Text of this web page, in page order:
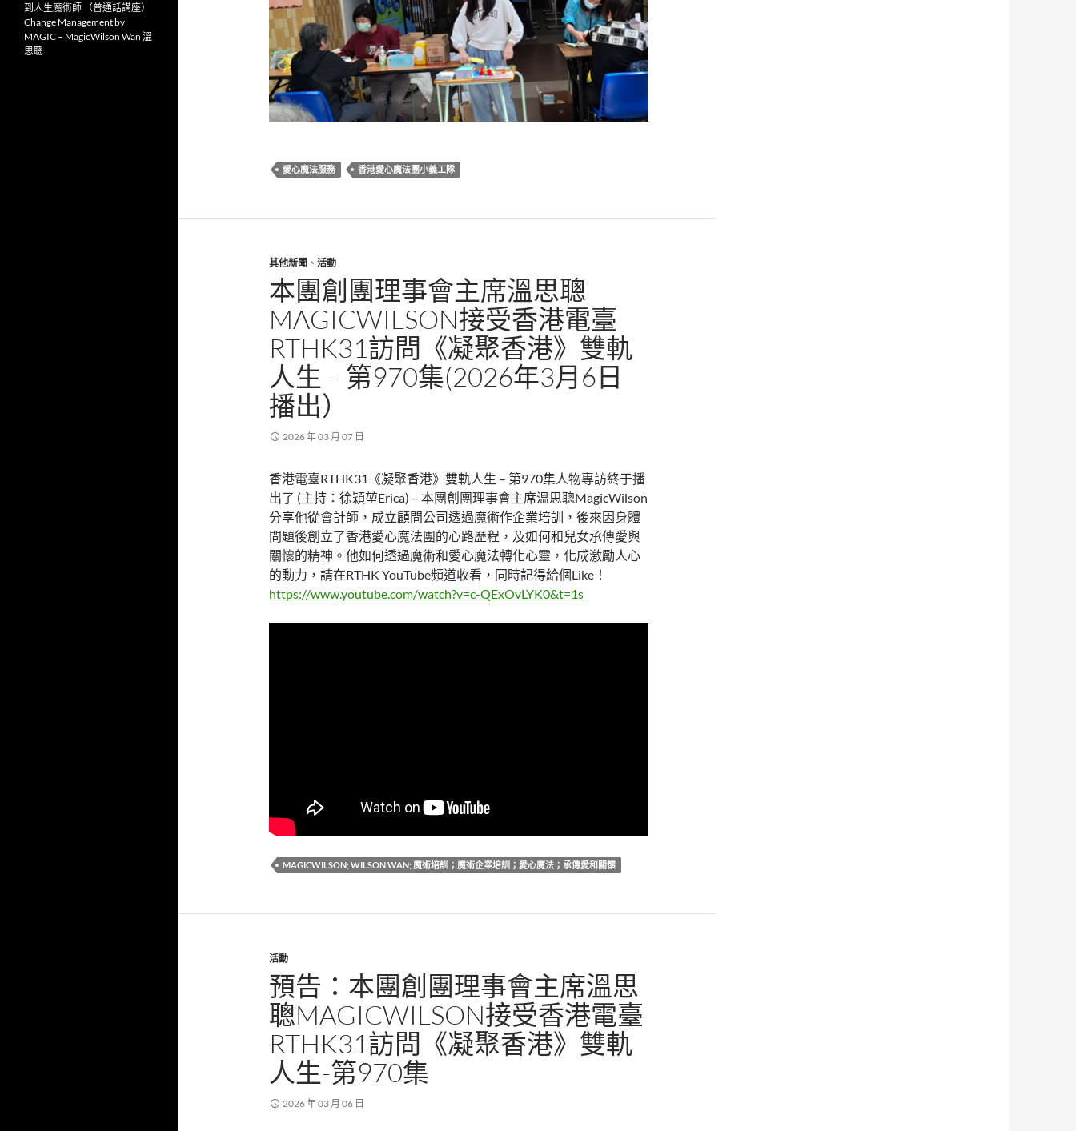
愛心魔法服務 香港愛心魔法團小義工隊
其他新聞 、 活動
本團創團理事會主席溫思聰
MAGICWILSON接受香港電臺
RTHK31訪問《凝聚香港》雙軌
人生 – 第970集(2026年3月6日
播出）
2026 年 03 月 07 日
香港電臺RTHK31《凝聚香港》雙軌人生 – 第970集人物專訪終于播
出了 (主持：徐穎堃Erica) – 本團創團理事會主席溫思聰MagicWilson
分享他從會計師，成立顧問公司透過魔術作企業培訓，後來因身體
問題後創立了香港愛心魔法團的心路歷程，及如何和兒女承傳愛與
關懷的精神。他如何透過魔術和愛心魔法轉化心靈，化成激勵人心
的動力，請在RTHK YouTube頻道收看，同時記得給個Like！
https://www.youtube.com/watch?v=c-QExOvLYK0&t=1s
MAGICWILSON; WILSON WAN; 魔術培訓；魔術企業培訓；愛心魔法；承傳愛和關懷
活動
預告：本團創團理事會主席溫思
聰MAGICWILSON接受香港電臺
RTHK31訪問《凝聚香港》雙軌
人生-第970集
2026 年 03 月 06 日
到人生魔術師 （普通話講座）
Change Management by
MAGIC – MagicWilson Wan 溫
思聰